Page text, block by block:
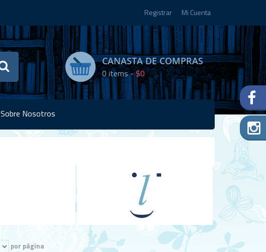
Registrar Mi Cuenta
CANASTA DE COMPRAS
0items -$0
Sobre Nosotros
por página